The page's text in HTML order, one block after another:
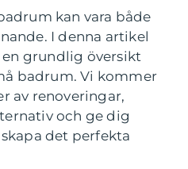
kan vara både
I denna artikel
grundlig översikt
badrum. Vi kommer
av renoveringar,
och ge dig
det perfekta